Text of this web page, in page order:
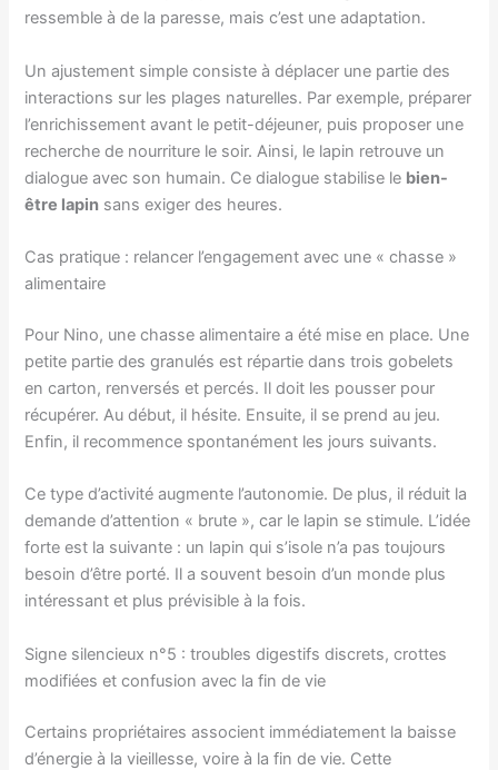
ressemble à de la paresse, mais c’est une adaptation.
Un ajustement simple consiste à déplacer une partie des
interactions sur les plages naturelles. Par exemple, préparer
l’enrichissement avant le petit-déjeuner, puis proposer une
recherche de nourriture le soir. Ainsi, le lapin retrouve un
dialogue avec son humain. Ce dialogue stabilise le bien-
être lapin sans exiger des heures.
Cas pratique : relancer l’engagement avec une « chasse »
alimentaire
Pour Nino, une chasse alimentaire a été mise en place. Une
petite partie des granulés est répartie dans trois gobelets
en carton, renversés et percés. Il doit les pousser pour
récupérer. Au début, il hésite. Ensuite, il se prend au jeu.
Enfin, il recommence spontanément les jours suivants.
Ce type d’activité augmente l’autonomie. De plus, il réduit la
demande d’attention « brute », car le lapin se stimule. L’idée
forte est la suivante : un lapin qui s’isole n’a pas toujours
besoin d’être porté. Il a souvent besoin d’un monde plus
intéressant et plus prévisible à la fois.
Signe silencieux n°5 : troubles digestifs discrets, crottes
modifiées et confusion avec la fin de vie
Certains propriétaires associent immédiatement la baisse
d’énergie à la vieillesse, voire à la fin de vie. Cette